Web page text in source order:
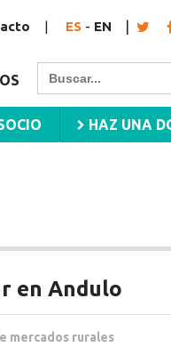
ES - EN
Buscar:
HAZ UNA
en Andulo
mercados rurales